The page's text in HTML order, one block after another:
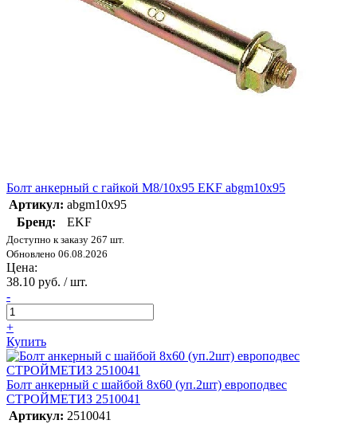
Болт анкерный с гайкой М8/10х95 EKF abgm10x95
Артикул: abgm10x95
Бренд:
EKF
Доступно к заказу 267 шт.
Обновлено 06.08.2026
Цена:
38.10 руб. / шт.
-
+
Купить
Болт анкерный с шайбой 8х60 (уп.2шт) европодвес
СТРОЙМЕТИЗ 2510041
Артикул: 2510041